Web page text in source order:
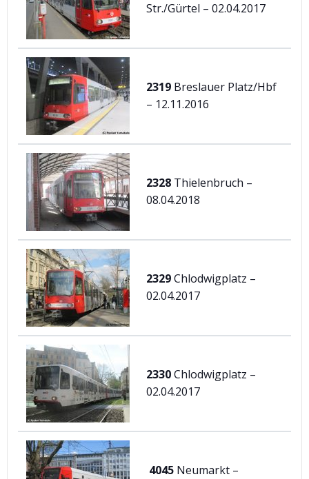
Str./Gürtel – 02.04.2017
2319 Breslauer Platz/Hbf
– 12.11.2016
2328 Thielenbruch –
08.04.2018
2329Chlodwigplatz –
02.04.2017
2330Chlodwigplatz –
02.04.2017
4045 Neumarkt –